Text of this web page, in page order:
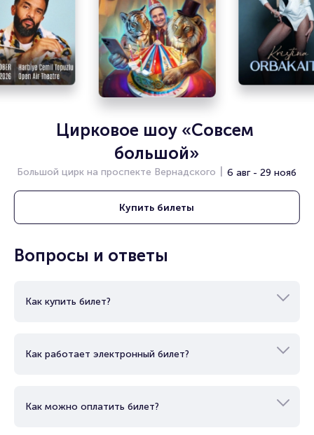
Подробнее о том, как вернуть, сдать или продать билет
читайте в разделах:
Продать билет
Брокерам
Организаторам
Цирковое шоу «Совсем
большой»
Большой цирк на проспекте Вернадского 6 авг - 29 нояб
Купить билеты
Вопросы и ответы
Как купить билет?
Как работает электронный билет?
Как можно оплатить билет?